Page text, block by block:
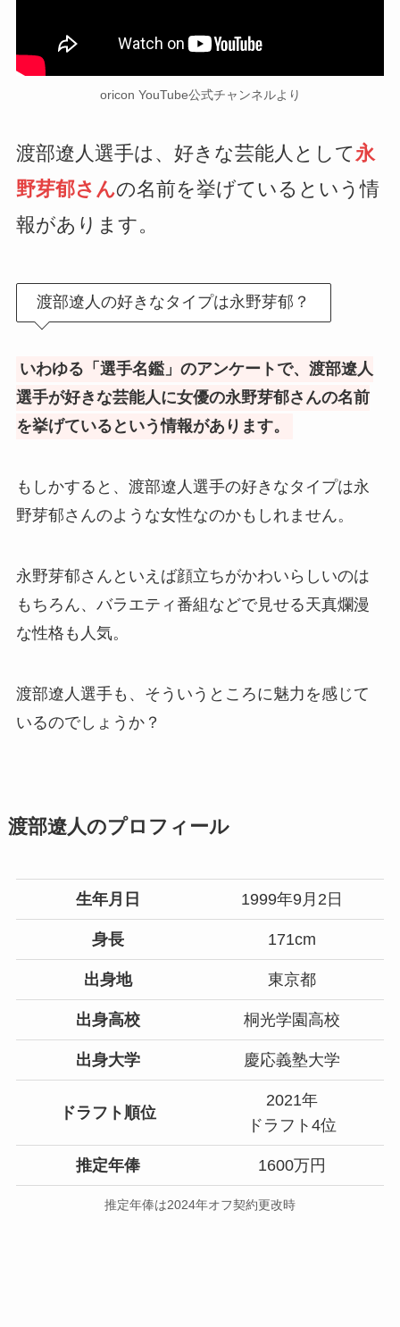
oricon YouTube公式チャンネルより
渡部遼人選手は、好きな芸能人として永
野芽郁さんの名前を挙げているという情
報があります。
渡部遼人の好きなタイプは永野芽郁？
いわゆる「選手名鑑」のアンケートで、渡部遼人
選手が好きな芸能人に女優の永野芽郁さんの名前
を挙げているという情報があります。
もしかすると、渡部遼人選手の好きなタイプは永
野芽郁さんのような女性なのかもしれません。
永野芽郁さんといえば顔立ちがかわいらしいのは
もちろん、バラエティ番組などで見せる天真爛漫
な性格も人気。
渡部遼人選手も、そういうところに魅力を感じて
いるのでしょうか？
渡部遼人のプロフィール
生年月日 1999年9月2日
身長 171cm
出身地 東京都
出身高校 桐光学園高校
出身大学 慶応義塾大学
ドラフト順位
2021年
ドラフト4位
推定年俸 1600万円
推定年俸は2024年オフ契約更改時